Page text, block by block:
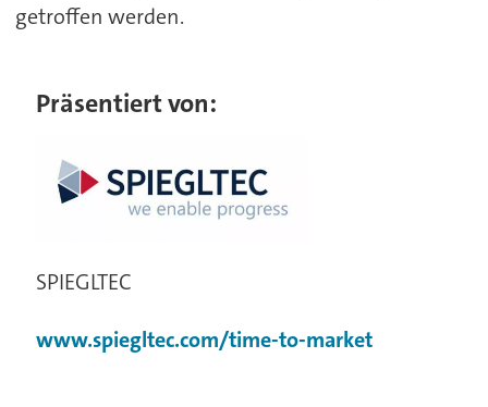
getroffen werden.
Präsentiert von:
SPIEGLTEC
www.spiegltec.com/time-to-market